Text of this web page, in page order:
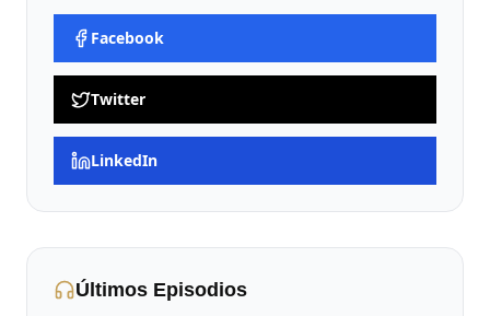
Facebook
Twitter
LinkedIn
Últimos Episodios